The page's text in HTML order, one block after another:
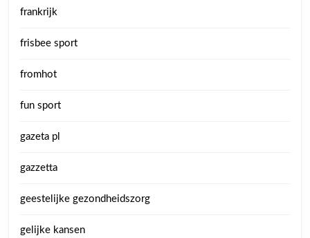
frankrijk
frisbee sport
fromhot
fun sport
gazeta pl
gazzetta
geestelijke gezondheidszorg
gelijke kansen